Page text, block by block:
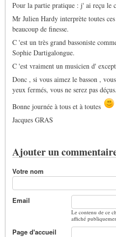
Pour la partie pratique : j' ai reçu le
Mr Julien Hardy interprète toutes
beaucoup de finesse.
C 'est un très grand bassoniste
Sophie Dartigalongue.
C 'est vraiment un musicien d'
Donc , si vous aimez le basson ,
yeux fermés, vous ne serez pas déçus.
Bonne journée à tous et à toutes
Jacques GRAS
Ajouter un
Votre nom
Email
Le contenu de ce
affiché
Page d'accueil